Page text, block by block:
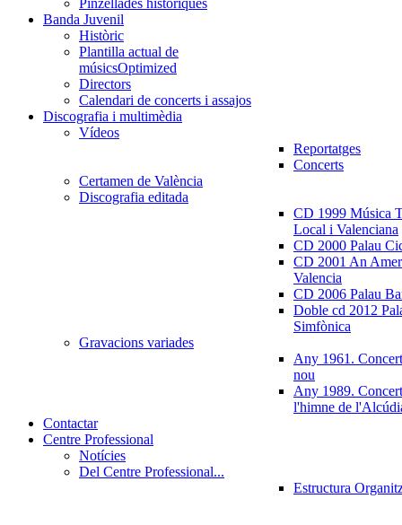
Banda Juvenil
Històric
Plantilla actual de
músicsOptimized
Directors
Calendari de concerts i assajos
Discografia i multimèdia
Vídeos
Reportatges
Concerts
Certamen de València
Discografia editada
CD 1999 Música
Local i Valenciana
CD 2000 Palau
CD 2001 An
Valencia
CD 2006 Palau
Doble cd 2012
Simfònica
Gravacions variades
Any 1961.
nou
Any 1989.
l'himne de
Contactar
Centre Professional
Notícies
Del Centre Professional...
Estructura